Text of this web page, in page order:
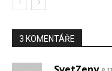
3 KOMENTÁŘE